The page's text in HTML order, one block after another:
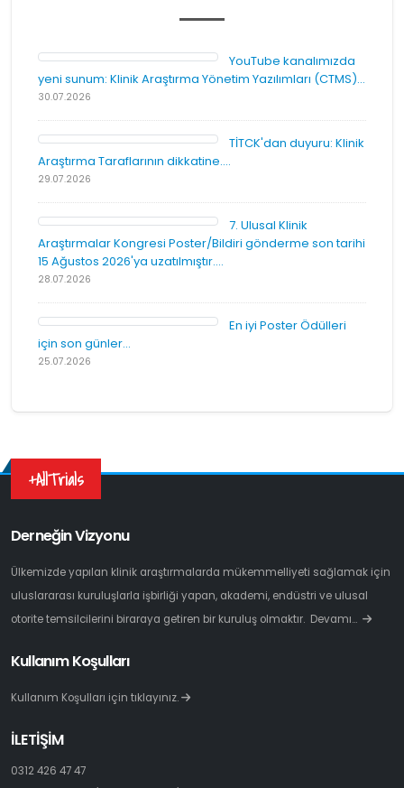
YouTube kanalımızda
yeni sunum: Klinik Araştırma Yönetim Yazılımları (CTMS)...
30.07.2026
TİTCK'dan duyuru: Klinik
Araştırma Taraflarının dikkatine....
29.07.2026
7. Ulusal Klinik
Araştırmalar Kongresi Poster/Bildiri gönderme son tarihi
15 Ağustos 2026'ya uzatılmıştır....
28.07.2026
En iyi Poster Ödülleri
için son günler...
25.07.2026
+AllTrials
Derneğin Vizyonu
Ülkemizde yapılan klinik araştırmalarda mükemmelliyeti sağlamak için
uluslararası kuruluşlarla işbirliği yapan, akademi, endüstri ve ulusal
otorite temsilcilerini biraraya getiren bir kuruluş olmaktır. Devamı…
Kullanım Koşulları
Kullanım Koşulları için tıklayınız.
İLETİŞİM
0312 426 47 47